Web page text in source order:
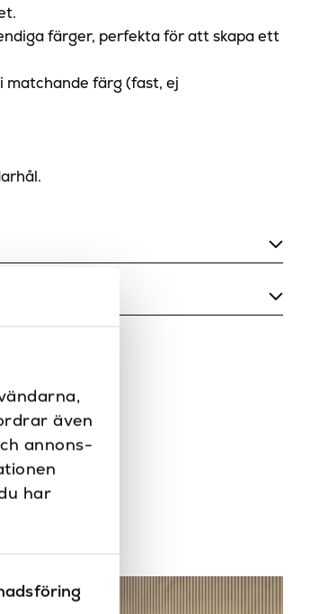
även
annons-
har
färger, perfekta för att skapa ett
matchande färg (fast, ej
– 45, Malva matt – 47, Matt svart,
vit, Myrtle blue – 98, Pyne green –
Rose matt – 37, Sand matt – 44,
red – 97, Vit, Zenzero matt – 46